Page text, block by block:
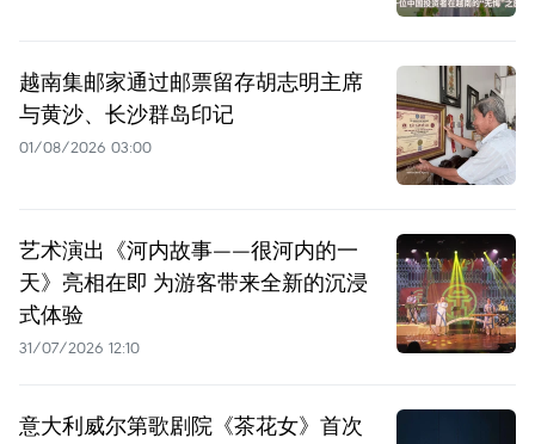
越南集邮家通过邮票留存胡志明主席
与黄沙、长沙群岛印记
01/08/2026 03:00
艺术演出《河内故事——很河内的一
天》亮相在即 为游客带来全新的沉浸
式体验
31/07/2026 12:10
意大利威尔第歌剧院《茶花女》首次